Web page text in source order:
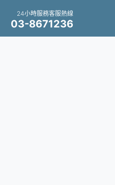
24小時服務客服熱線
03-8671236